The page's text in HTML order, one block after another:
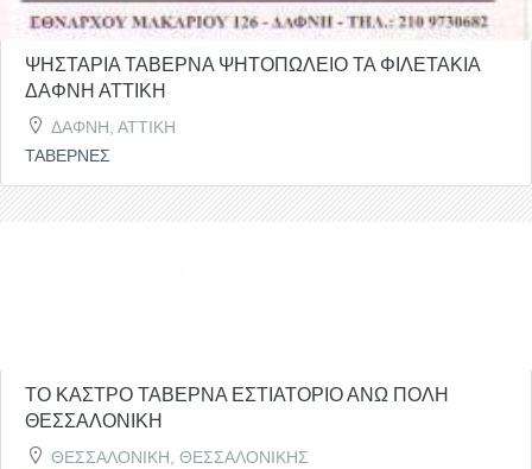
ΨΗΣΤΑΡΙΑ ΤΑΒΕΡΝΑ ΨΗΤΟΠΩΛΕΙΟ ΤΑ ΦΙΛΕΤΑΚΙΑ
ΔΑΦΝΗ ΑΤΤΙΚΗ
ΔΑΦΝΗ, ΑΤΤΙΚΗ
ΤΑΒΕΡΝΕΣ
ΤΟ ΚΑΣΤΡΟ ΤΑΒΕΡΝΑ ΕΣΤΙΑΤΟΡΙΟ ΑΝΩ ΠΟΛΗ
ΘΕΣΣΑΛΟΝΙΚΗ
ΘΕΣΣΑΛΟΝΙΚΗ, ΘΕΣΣΑΛΟΝΙΚΗΣ